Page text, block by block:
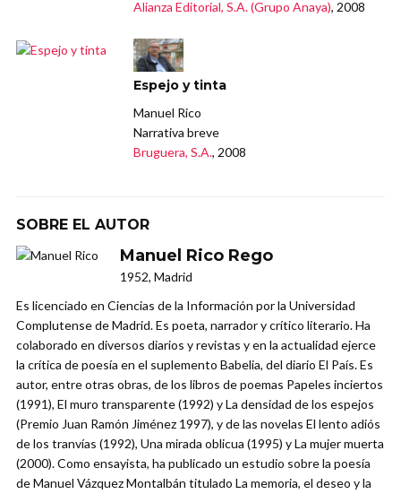
Alianza Editorial, S.A. (Grupo Anaya), 2008
Espejo y tinta
Manuel Rico
Narrativa breve
Bruguera, S.A., 2008
SOBRE EL AUTOR
Manuel Rico Rego
1952, Madrid
Es licenciado en Ciencias de la Información por la Universidad
Complutense de Madrid. Es poeta, narrador y crítico literario. Ha
colaborado en diversos diarios y revistas y en la actualidad ejerce
la crítica de poesía en el suplemento Babelia, del diario El País. Es
autor, entre otras obras, de los libros de poemas Papeles inciertos
(1991), El muro transparente (1992) y La densidad de los espejos
(Premio Juan Ramón Jiménez 1997), y de las novelas El lento adiós
de los tranvías (1992), Una mirada oblicua (1995) y La mujer muerta
(2000). Como ensayista, ha publicado un estudio sobre la poesía
de Manuel Vázquez Montalbán titulado La memoria, el deseo y la